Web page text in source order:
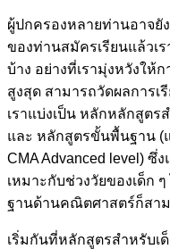
ผู้ปกครองหลายท่านอาจยั
ของท่านสมัครเรียนแล้วเ
บ้าง อย่างที่เรามุ่งหวังให้
สูงสุด สามารถวัดผลการเ
เราแบ่งเป็น หลักหลักสูตร
และ หลักสูตรขั้นพื้นฐาน (แ
CMA Advanced level)
เหมาะกับช่วงวัยของเด็ก
ฐานด้านคณิตศาสตร์ก็สาม
เริ่มกันที่หลักสูตรสำหรับเ